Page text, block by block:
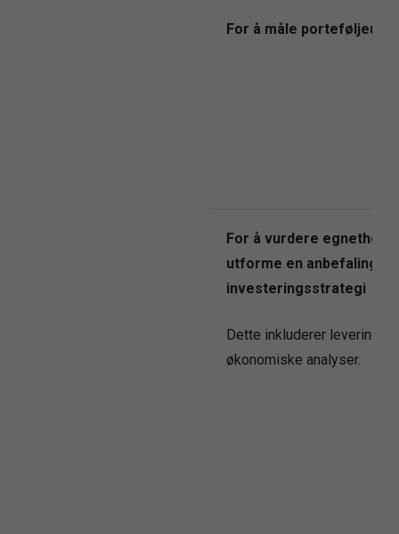
For å måle
For å vurdere egnethet
utforme en anbefaling
investeringsstrategi
Dette inkluderer levering av
økonomiske analyser.